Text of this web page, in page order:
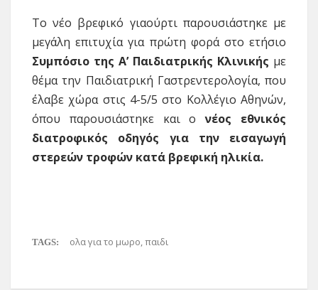
Το νέο βρεφικό γιαούρτι παρουσιάστηκε με
μεγάλη επιτυχία για πρώτη φορά στο ετήσιο
Συμπόσιο της Α’ Παιδιατρικής Κλινικής με
θέμα την Παιδιατρική Γαστρεντερολογία, που
έλαβε χώρα στις 4-5/5 στο Κολλέγιο Αθηνών,
όπου παρουσιάστηκε και ονέος εθνικός
διατροφικός οδηγός για την εισαγωγή
στερεών τροφών κατά βρεφική ηλικία.
TAGS: ολα για το μωρο,παιδι